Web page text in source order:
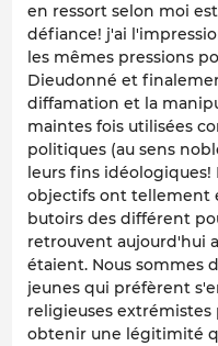
en ressort selon moi
défiance! j'ai
les mêmes pressions
Dieudonné et
diffamation et la
maintes fois utilisées
politiques (au sens
leurs fins idéologiques!
objectifs ont tellement
butoirs des différent
retrouvent aujourd'hui
étaient. Nous sommes
jeunes qui préfèrent
religieuses
obtenir une légitimité